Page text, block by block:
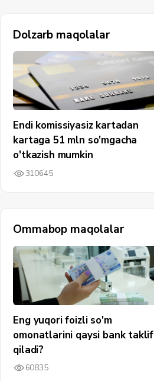
Dolzarb maqolalar
Endi komissiyasiz kartadan
kartaga 51 mln so'mgacha
o'tkazish mumkin
310645
Ommabop maqolalar
Eng yuqori foizli so'm
omonatlarini qaysi bank taklif
qiladi?
60835